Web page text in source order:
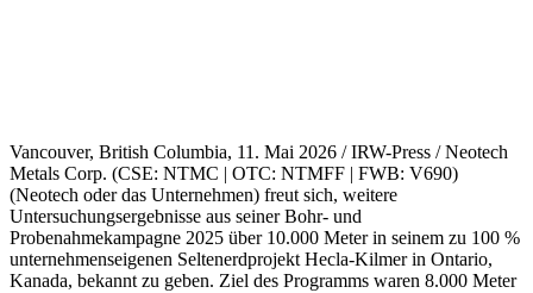
Vancouver, British Columbia, 11. Mai 2026 / IRW-Press / Neotech
Metals Corp. (CSE: NTMC | OTC: NTMFF | FWB: V690)
(Neotech oder das Unternehmen) freut sich, weitere
Untersuchungsergebnisse aus seiner Bohr- und
Probenahmekampagne 2025 über 10.000 Meter in seinem zu 100 %
unternehmenseigenen Seltenerdprojekt Hecla-Kilmer in Ontario,
Kanada, bekannt zu geben. Ziel des Programms waren 8.000 Meter